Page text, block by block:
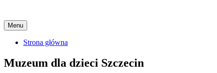
Menu Skip
to
content
Strona główna
Muzeum dla dzieci Szczecin